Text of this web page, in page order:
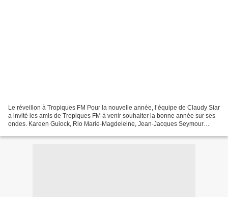
Le réveillon à Tropiques FM Pour la nouvelle année, l’équipe de Claudy Siar
a invité les amis de Tropiques FM à venir souhaiter la bonne année sur ses
ondes. Kareen Guiock, Rio Marie-Magdeleine, Jean-Jacques Seymour